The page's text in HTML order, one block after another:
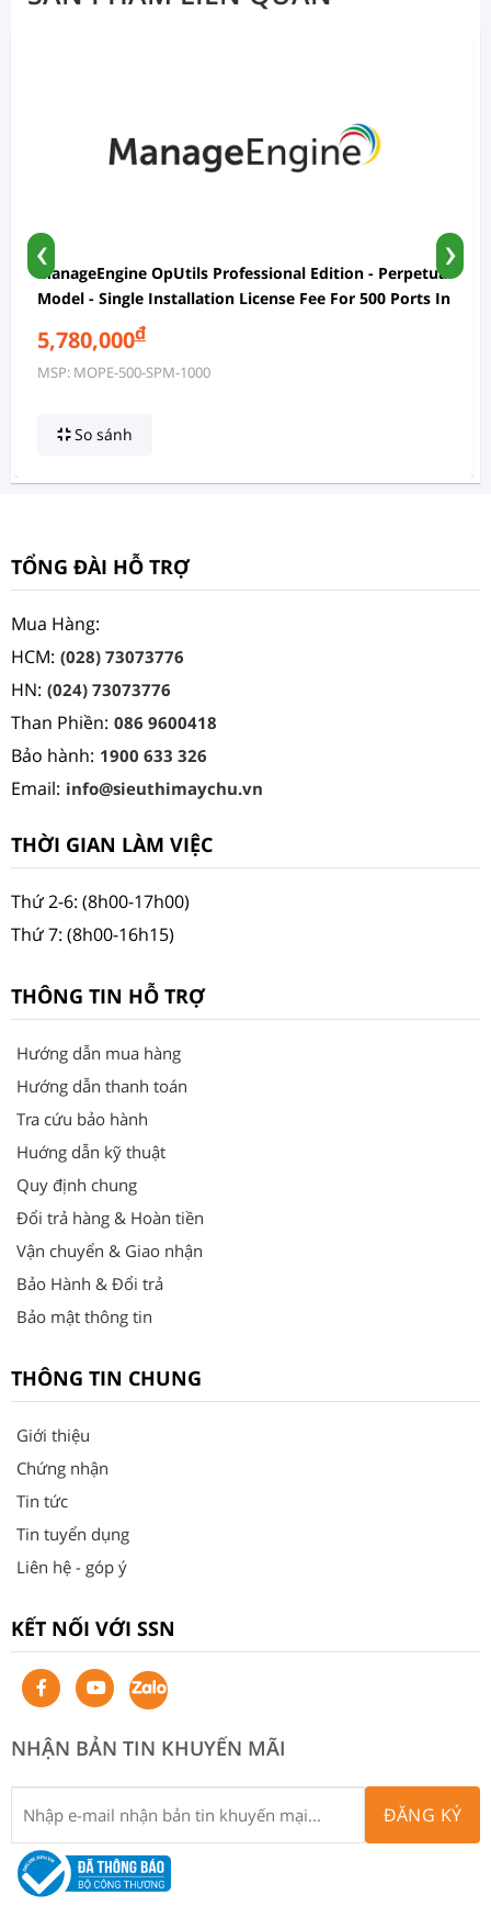
ManageEngine OpUtils Professional Edition - Perpetual
Model - Single Installation License Fee For 500 Ports In
SPM And 1000 IP Addresses In IPAM With 2 Users
5,780,000đ
MSP: MOPE-500-SPM-1000
So sánh
‹ ›
TỔNG ĐÀI HỖ TRỢ
Mua Hàng:
HCM: (028) 73073776
HN: (024) 73073776
Than Phiền: 086 9600418
Bảo hành: 1900 633 326
Email: info@sieuthimaychu.vn
THỜI GIAN LÀM VIỆC
Thứ 2-6: (8h00-17h00)
Thứ 7: (8h00-16h15)
THÔNG TIN HỖ TRỢ
Hướng dẫn mua hàng
Hướng dẫn thanh toán
Tra cứu bảo hành
Huớng dẫn kỹ thuật
Quy định chung
Đổi trả hàng & Hoàn tiền
Vận chuyển & Giao nhận
Bảo Hành & Đổi trả
Bảo mật thông tin
THÔNG TIN CHUNG
Giới thiệu
Chứng nhận
Tin tức
Tin tuyển dụng
Liên hệ - góp ý
KẾT NỐI VỚI SSN
NHẬN BẢN TIN KHUYẾN MÃI
ĐĂNG KÝ